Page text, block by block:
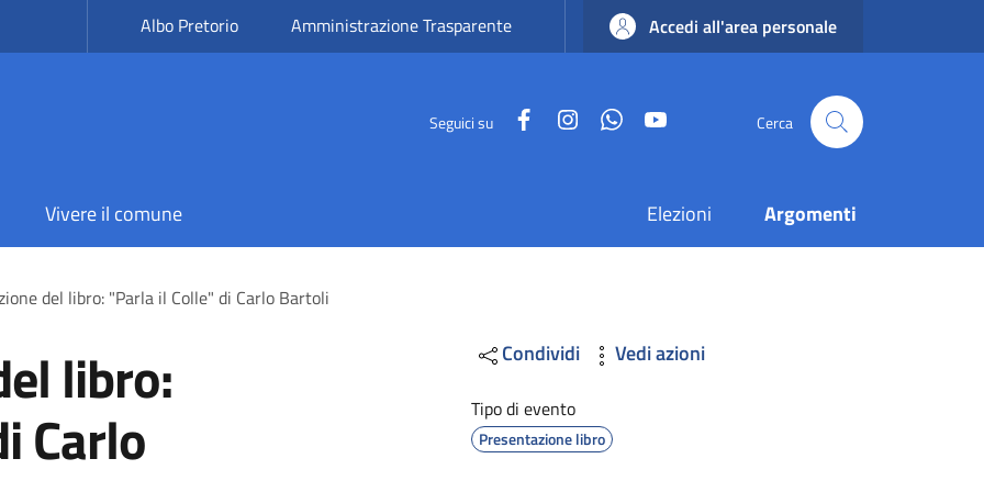
Albo Pretorio Amministrazione Trasparente Accedi all'area personale
Seguici su FacebookInstagramWhatsApp Cerca
Vivere il comune Elezioni Argomenti
del libro: "Parla il Colle" di Carlo Bartoli
libro:
Carlo
Condividi Vedi azioni
Tipo di evento
Presentazione libro